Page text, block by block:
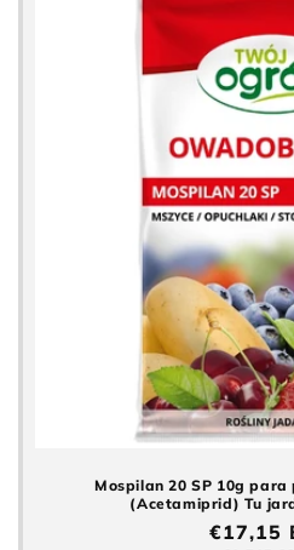
Mospilan 20 SP 10g
(Acetamiprid) Tu
Precio
€17,15